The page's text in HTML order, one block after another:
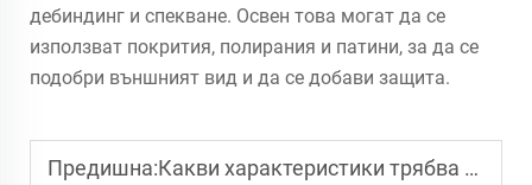
дебиндинг и спекване. Освен това могат да се
използват покрития, полирания и патини, за да се
подобри външният вид и да се добави защита.
Предишна:Какви характеристики трябва да притежава висококачествената жица за WAAM?